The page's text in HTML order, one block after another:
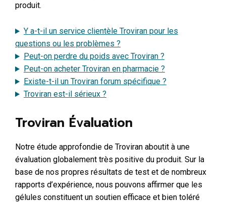
produit.
Y a-t-il un service clientèle Troviran pour les
questions ou les problèmes ?
Peut-on perdre du poids avec Troviran ?
Peut-on acheter Troviran en pharmacie ?
Existe-t-il un Troviran forum spécifique ?
Troviran est-il sérieux ?
Troviran Évaluation
Notre étude approfondie de Troviran aboutit à une
évaluation globalement très positive du produit. Sur la
base de nos propres résultats de test et de nombreux
rapports d’expérience, nous pouvons affirmer que les
gélules constituent un soutien efficace et bien toléré